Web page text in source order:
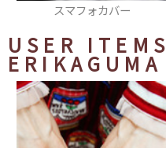
Tシャツ
USER ITEMS
ERIKAGUMA